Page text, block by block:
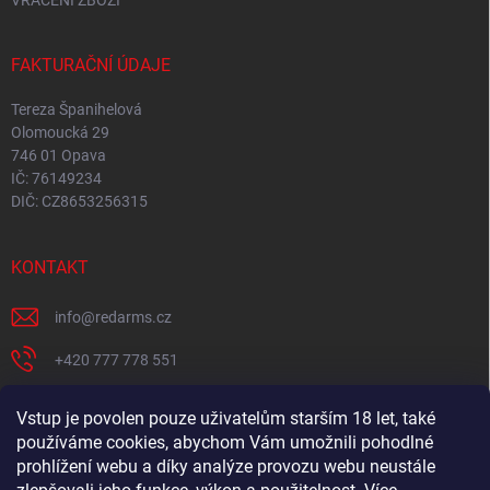
Vstup je povolen pouze uživatelům starším 18 let, také
používáme cookies, abychom Vám umožnili pohodlné
prohlížení webu a díky analýze provozu webu neustále
FAKTURAČNÍ ÚDAJE
Tereza Španihelová
Olomoucká 29
746 01 Opava
IČ: 76149234
DIČ: CZ8653256315
KONTAKT
info@redarms.cz
+420 777 778 551
redarms_cz/